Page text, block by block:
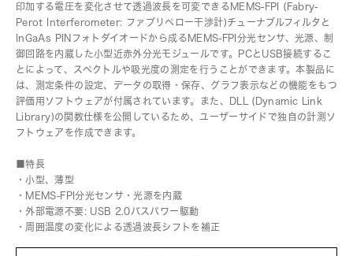
印加する電圧を変化させて透過波長を可変できるMEMS-FPI (Fabry-
Perot Interferometer: ファブリペロー干渉計)チューナブルフィルタと
InGaAs PINフォトダイオードから成るMEMS-FPI分光センサ、光源、制
御回路を内蔵した小型近赤外分光モジュールです。PCとUSB接続するこ
とによって、スペクトルや吸光度の測定を行うことができます。本製品に
は、測定条件の設定、データの取得・保存、グラフ表示などの機能をもつ
評価用ソフトウェアが付属されています。また、DLL (Dynamic Link
Library)の関数仕様を公開しているため、ユーザーサイドで独自の計測ソ
フトウェアを作成できます。
■特長
・小型、薄型
・MEMS-FPI分光センサ・光源を内蔵
・外部電源不要: USB 2.0バスパワー駆動
・周囲温度の変化による透過波長シフトを補正